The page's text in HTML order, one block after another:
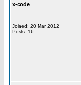
x-code
Joined: 20 Mar 2012
Posts: 16